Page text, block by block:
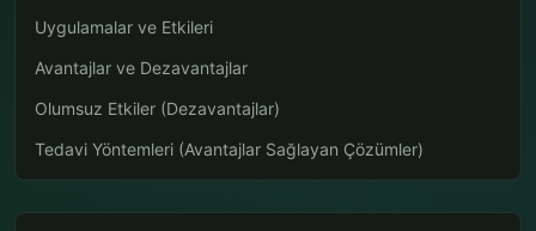
Uygulamalar ve Etkileri
Avantajlar ve Dezavantajlar
Olumsuz Etkiler (Dezavantajlar)
Tedavi Yöntemleri (Avantajlar Sağlayan Çözümler)